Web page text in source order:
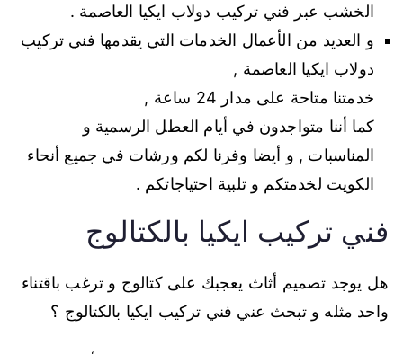
الخشب عبر فني تركيب دولاب ايكيا العاصمة .
و العديد من الأعمال الخدمات التي يقدمها فني تركيب
دولاب ايكيا العاصمة ,
خدمتنا متاحة على مدار 24 ساعة ,
كما أننا متواجدون في أيام العطل الرسمية و
المناسبات , و أيضا وفرنا لكم ورشات في جميع أنحاء
الكويت لخدمتكم و تلبية احتياجاتكم .
فني تركيب ايكيا بالكتالوج
هل يوجد تصميم أثاث يعجبك على كتالوج و ترغب باقتناء
واحد مثله و تبحث عني فني تركيب ايكيا بالكتالوج ؟